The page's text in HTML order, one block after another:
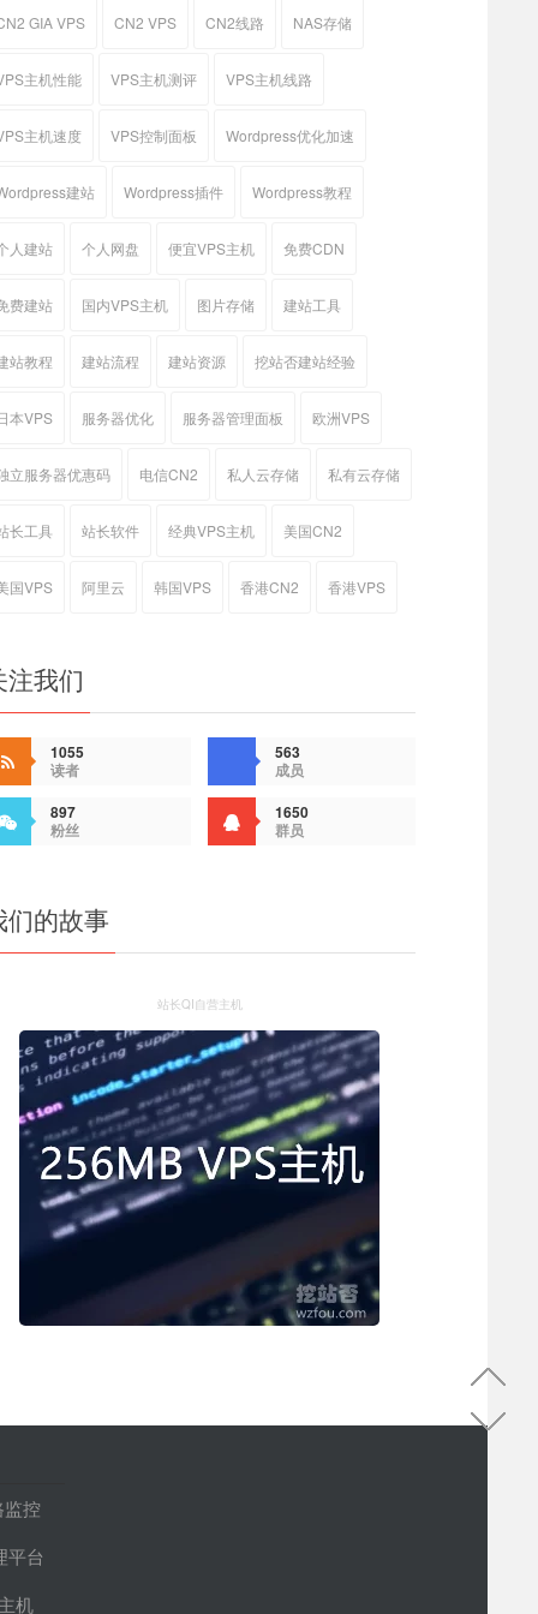
GIA VPS CN2 VPS CN2线路 NAS存储
主机性能 VPS主机测评 VPS主机线路
主机速度 VPS控制面板 Wordpress优化加速
建站 Wordpress插件 Wordpress教程
人建站 个人网盘 便宜VPS主机 免费CDN
费建站 国内VPS主机 图片存储 建站工具
站教程 建站流程 建站资源 挖站否建站经验
本VPS 服务器优化 服务器管理面板 欧洲VPS
立服务器优惠码 电信CN2 私人云存储 私有云存储
长工具 站长软件 经典VPS主机 美国CN2
国VPS 阿里云 韩国VPS 香港CN2 香港VPS
注我们
1055
读者
563
成员
897
粉丝
1650
群员
们的故事
站长QI自营主机
控
平台
机